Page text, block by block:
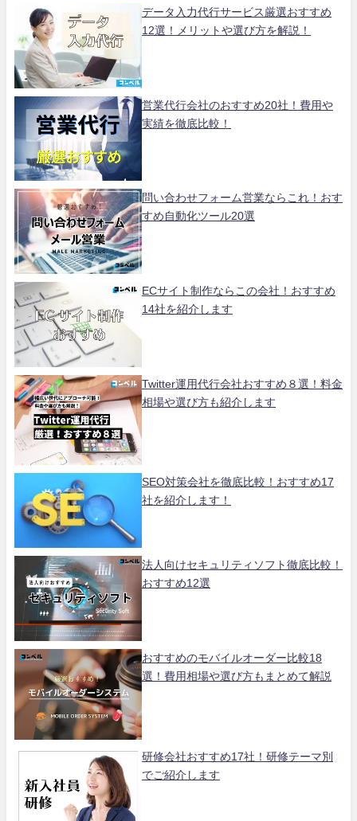
データ入力代行サービス厳選おすすめ
12選！メリットや選び方を解説！
営業代行会社のおすすめ20社！費用や
実績を徹底比較！
問い合わせフォーム営業ならこれ！おす
すめ自動化ツール20選
ECサイト制作ならこの会社！おすすめ
14社を紹介します
Twitter運用代行会社おすすめ８選！料金
相場や選び方も紹介します
SEO対策会社を徹底比較！おすすめ17
社を紹介します！
法人向けセキュリティソフト徹底比較！
おすすめ12選
おすすめのモバイルオーダー比較18
選！費用相場や選び方もまとめて解説
研修会社おすすめ17社！研修テーマ別
でご紹介します